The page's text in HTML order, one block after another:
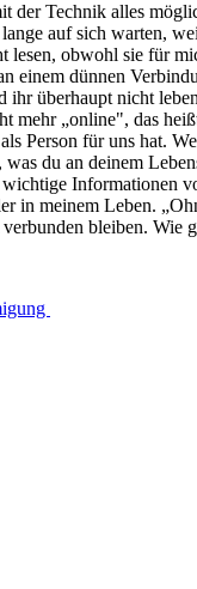
der Technik alles
auf sich warten,
obwohl sie für
einem dünnen
überhaupt nicht
mehr „online", das
Person für uns hat.
du an deinem
in meinem Leben.
bleiben. Wie